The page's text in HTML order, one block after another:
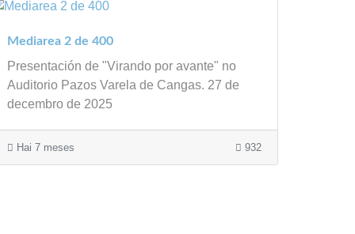
Mediarea 2 de 400
Presentación de "Virando por avante" no
Auditorio Pazos Varela de Cangas. 27 de
decembro de 2025
Hai 7 meses 932